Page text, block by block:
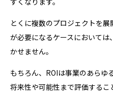
とくに複数のプロジェクトを
が必要になるケースにおいて
かせません。
もちろん、ROIは事業のあらゆ
将来性や可能性まで評価する